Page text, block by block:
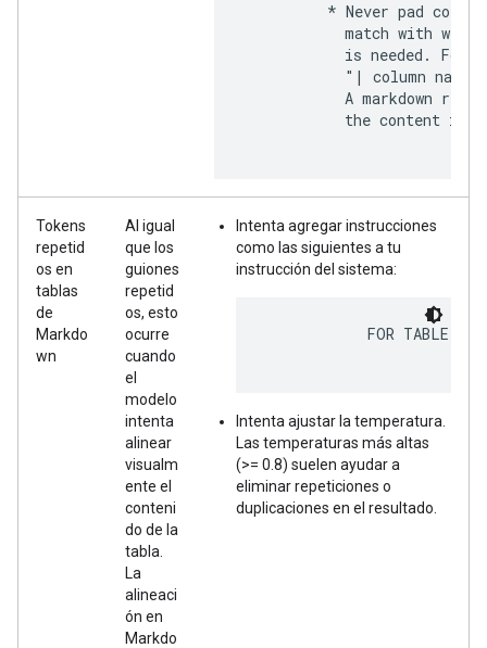
* Never pad
match with
is needed. For
"| column name
A markdown
the content in
Tokens
repetid
os en
tablas
de
Markdo
wn
Al igual
que los
guiones
repetid
os, esto
ocurre
cuando
el
modelo
intenta
alinear
visualm
ente el
conteni
do de la
tabla.
La
alineaci
ón en
Markdo
Intenta agregar instrucciones
como las siguientes a tu
instrucción del sistema:
FOR TABLE
Intenta ajustar la temperatura.
Las temperaturas más altas
(>= 0.8) suelen ayudar a
eliminar repeticiones o
duplicaciones en el resultado.